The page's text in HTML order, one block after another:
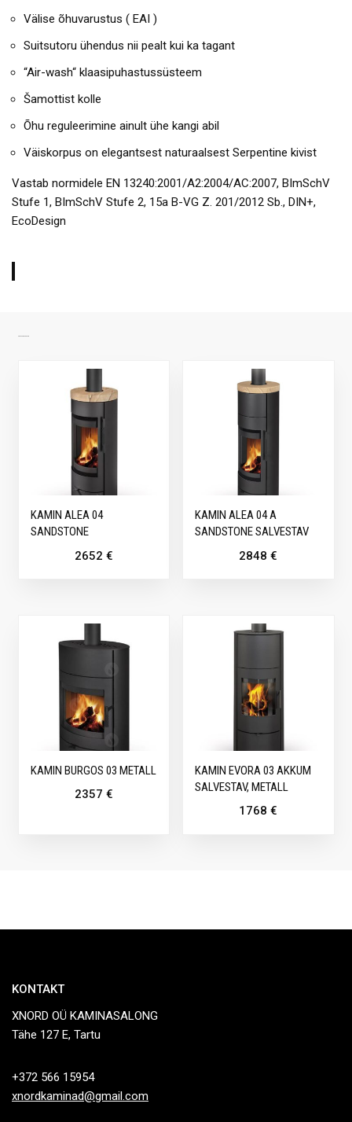
Välise õhuvarustus ( EAI )
Suitsutoru ühendus nii pealt kui ka tagant
“Air-wash“ klaasipuhastussüsteem
Šamottist kolle
Õhu reguleerimine ainult ühe kangi abil
Väiskorpus on elegantsest naturaalsest Serpentine kivist
Vastab normidele EN 13240:2001/A2:2004/AC:2007, BImSchV
Stufe 1, BImSchV Stufe 2, 15a B-VG Z. 201/2012 Sb., DIN+,
EcoDesign
KAMIN ALEA 04
SANDSTONE
2652 €
KAMIN ALEA 04 A
SANDSTONE SALVESTAV
2848€
KAMIN BURGOS 03 METALL
2357 €
KAMIN EVORA 03 AKKUM
SALVESTAV, METALL
1768€
KONTAKT
XNORD OÜ KAMINASALONG
Tähe 127 E, Tartu
+372 566 15954
xnordkaminad@gmail.com